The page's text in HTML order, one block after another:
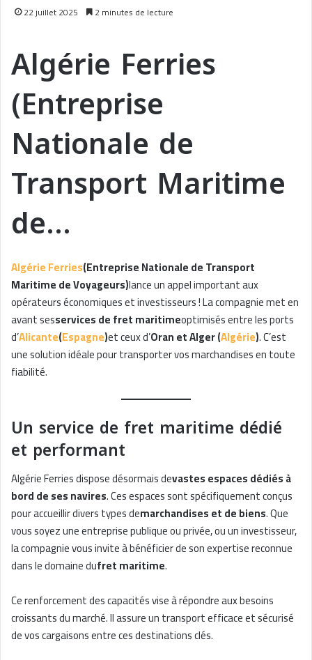
22 juillet 2025 2 minutes de lecture
Algérie Ferries
(Entreprise
Nationale de
Transport Maritime
de…
Algérie Ferries(Entreprise Nationale de Transport
Maritime de Voyageurs)lance un appel important aux
opérateurs économiques et investisseurs ! La compagnie met en
avant sesservices de fret maritimeoptimisés entre les ports
d’Alicante(Espagne)et ceux d’Oran et Alger (Algérie). C’est
une solution idéale pour transporter vos marchandises en toute
fiabilité.
Un service de fret maritime dédié
et performant
Algérie Ferries dispose désormais devastes espaces dédiés à
bord de ses navires. Ces espaces sont spécifiquement conçus
pour accueillir divers types demarchandises et de biens. Que
vous soyez une entreprise publique ou privée, ou un investisseur,
la compagnie vous invite à bénéficier de son expertise reconnue
dans le domaine dufret maritime.
Ce renforcement des capacités vise à répondre aux besoins
croissants du marché. Il assure un transport efficace et sécurisé
de vos cargaisons entre ces destinations clés.